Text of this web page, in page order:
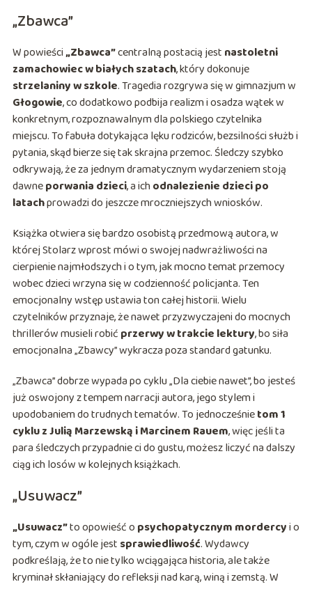
„Zbawca”
W powieści„Zbawca”centralną postacią jest nastoletni
zamachowiec w białych szatach, który dokonuje
strzelaniny w szkole. Tragedia rozgrywa się w gimnazjum w
Głogowie, co dodatkowo podbija realizm i osadza wątek w
konkretnym, rozpoznawalnym dla polskiego czytelnika
miejscu. To fabuła dotykająca lęku rodziców, bezsilności służb i
pytania, skąd bierze się tak skrajna przemoc. Śledczy szybko
odkrywają, że za jednym dramatycznym wydarzeniem stoją
dawneporwania dzieci, a ichodnalezienie dzieci po
latachprowadzi do jeszcze mroczniejszych wniosków.
Książka otwiera się bardzo osobistą przedmową autora, w
której Stolarz wprost mówi o swojej nadwrażliwości na
cierpienie najmłodszych i o tym, jak mocno temat przemocy
wobec dzieci wrzyna się w codzienność policjanta. Ten
emocjonalny wstęp ustawia ton całej historii. Wielu
czytelników przyznaje, że nawet przyzwyczajeni do mocnych
thrillerów musieli robić przerwy w trakcie lektury, bo siła
emocjonalna „Zbawcy” wykracza poza standard gatunku.
„Zbawca” dobrze wypada po cyklu „Dla ciebie nawet”, bo jesteś
już oswojony z tempem narracji autora, jego stylem i
upodobaniem do trudnych tematów. To jednocześnietom 1
cyklu z Julią Marzewską i Marcinem Rauem, więc jeśli ta
para śledczych przypadnie ci do gustu, możesz liczyć na dalszy
ciąg ich losów w kolejnych książkach.
„Usuwacz”
„Usuwacz”to opowieść o psychopatycznym mordercyi o
tym, czym w ogóle jest sprawiedliwość. Wydawcy
podkreślają, że to nie tylko wciągająca historia, ale także
kryminał skłaniający do refleksji nad karą, winą i zemstą. W